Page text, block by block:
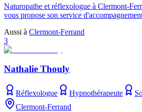
Naturopathe et réflexologue à Clermont-
vous propose son service
Aussi à Clermont-Ferrand
3
Nathalie Thouly
Réflexologue Hypnothérapeute
Clermont-Ferrand